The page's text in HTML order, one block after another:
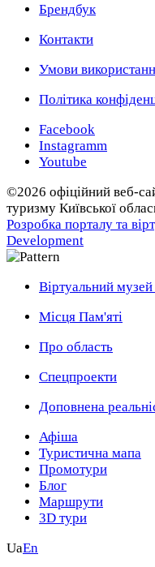
Брендбук
Контакти
Умови
Політика
Facebook
Instagramm
Youtube
©2026 офіційний веб-
туризму Київської
Розробка порталу та
Development
Віртуальний музей
Місця Пам'яті
Про область
Спецпроекти
Доповнена
Афіша
Туристична мапа
Промотури
Блог
Маршрути
3D тури
UaEn